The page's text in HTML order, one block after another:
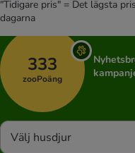
"Tidigare pris" = Det lägsta
dagarna
333
zooPoäng
Välj husdjur